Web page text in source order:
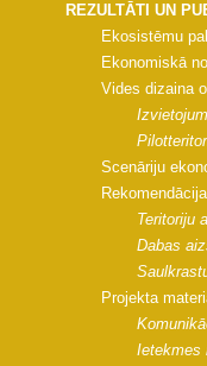
REZULTĀTI UN
Ekosistēmu
Ekonomiskā
Vides dizaina
Scenāriju
Teritoriju
Dabas
Projekta
Ietekmes